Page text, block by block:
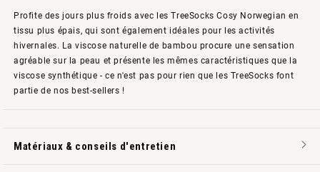
Profite des jours plus froids avec les TreeSocks Cosy Norwegian en
tissu plus épais, qui sont également idéales pour les activités
hivernales. La viscose naturelle de bambou procure une sensation
agréable sur la peau et présente les mêmes caractéristiques que la
viscose synthétique - ce n'est pas pour rien que les TreeSocks font
partie de nos best-sellers !
Matériaux & conseils d'entretien